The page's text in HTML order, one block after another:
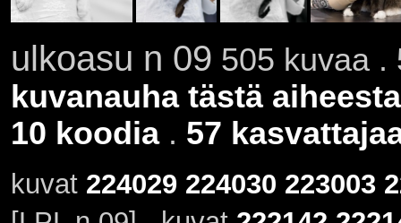
ulkoasu n 09 505 kuvaa
kuvanauha tästä aiheesta
10 koodia. 57
kuvat 224029 224030 223003